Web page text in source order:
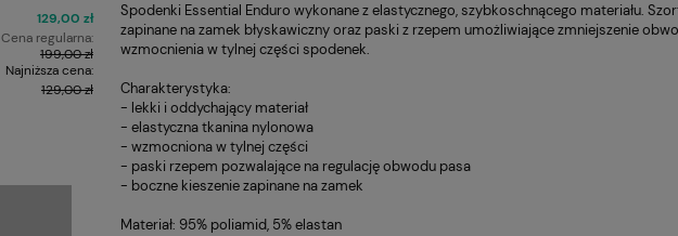
129,00 zł
Cena regularna:
199,00 zł
Najniższa cena:
129,00 zł
Ochraniacze na kolana
Guard
309,00 zł
Cena regularna:
439,00 zł
Spodenki Essential Enduro wykonane z elastycznego, szybkoschnącego materiału.
zapinane na zamek błyskawiczny oraz paski z rzepem umożliwiające zmniejszenie
wzmocnienia w tylnej części spodenek.
Charakterystyka:
- lekki i oddychający materiał
- elastyczna tkanina nylonowa
- wzmocniona w tylnej części
- paski rzepem pozwalające na regulację obwodu pasa
- boczne kieszenie zapinane na zamek
Materiał: 95% poliamid, 5% elastan